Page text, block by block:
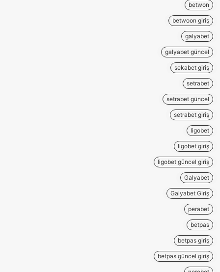
betwon
betwoon giriş
galyabet
galyabet güncel
sekabet giriş
setrabet
setrabet güncel
setrabet giriş
ligobet
ligobet giriş
ligobet güncel giriş
Galyabet
Galyabet Giriş
perabet
betpas
betpas giriş
betpas güncel giriş